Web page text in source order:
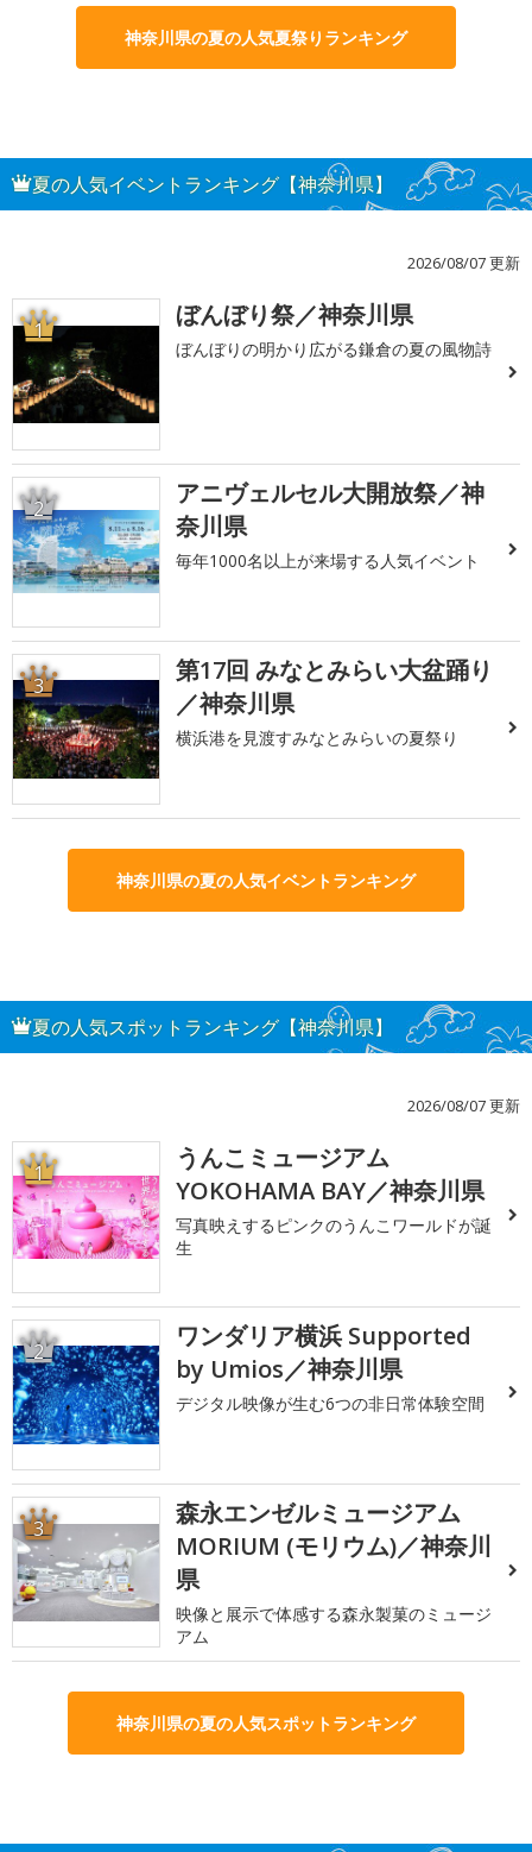
神奈川県の夏の人気夏祭りランキング
夏の人気イベントランキング【神奈川県】
2026/08/07 更新
1 ぼんぼり祭／神奈川県
ぼんぼりの明かり広がる鎌倉の夏の風物詩
2
アニヴェルセル大開放祭／神
奈川県
毎年1000名以上が来場する人気イベント
3
第17回 みなとみらい大盆踊り
／神奈川県
横浜港を見渡すみなとみらいの夏祭り
神奈川県の夏の人気イベントランキング
夏の人気スポットランキング【神奈川県】
2026/08/07 更新
1
うんこミュージアム
YOKOHAMA BAY／神奈川県
写真映えするピンクのうんこワールドが誕
生
2
ワンダリア横浜 Supported
by Umios／神奈川県
デジタル映像が生む6つの非日常体験空間
3
森永エンゼルミュージアム
MORIUM (モリウム)／神奈川
県
映像と展示で体感する森永製菓のミュージ
アム
神奈川県の夏の人気スポットランキング